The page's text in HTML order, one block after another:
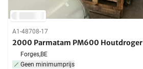
A1-48708-17
2000 Parmatam PM600 Houtdroger
Forges,BE
Geen minimumprijs